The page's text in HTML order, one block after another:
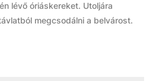
lévő óriáskereket. Utoljára
megcsodálni a belvárost.